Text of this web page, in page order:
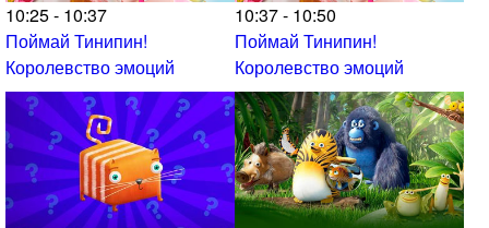
10:25 - 10:37
Поймай Тинипин!
Королевство эмоций
10:37 - 10:50
Поймай Тинипин!
Королевство эмоций